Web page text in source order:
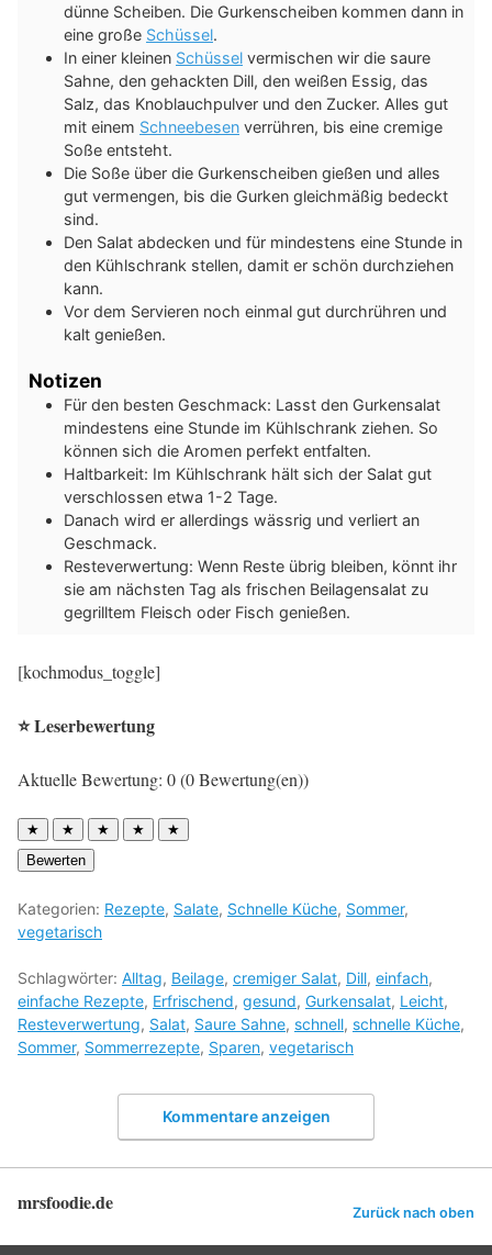
dünne Scheiben. Die Gurkenscheiben kommen dann in
eine große Schüssel.
In einer kleinen Schüssel vermischen wir die saure
Sahne, den gehackten Dill, den weißen Essig, das
Salz, das Knoblauchpulver und den Zucker. Alles gut
mit einem Schneebesen verrühren, bis eine cremige
Soße entsteht.
Die Soße über die Gurkenscheiben gießen und alles
gut vermengen, bis die Gurken gleichmäßig bedeckt
sind.
Den Salat abdecken und für mindestens eine Stunde in
den Kühlschrank stellen, damit er schön durchziehen
kann.
Vor dem Servieren noch einmal gut durchrühren und
kalt genießen.
Notizen
Für den besten Geschmack: Lasst den Gurkensalat
mindestens eine Stunde im Kühlschrank ziehen. So
können sich die Aromen perfekt entfalten.
Haltbarkeit: Im Kühlschrank hält sich der Salat gut
verschlossen etwa 1-2 Tage.
Danach wird er allerdings wässrig und verliert an
Geschmack.
Resteverwertung: Wenn Reste übrig bleiben, könnt ihr
sie am nächsten Tag als frischen Beilagensalat zu
gegrilltem Fleisch oder Fisch genießen.
[kochmodus_toggle]
⭐ Leserbewertung
Aktuelle Bewertung: 0 (0 Bewertung(en))
★ ★ ★ ★
★
Bewerten
Kategorien: Rezepte, Salate, Schnelle Küche, Sommer,
vegetarisch
Schlagwörter: Alltag, Beilage, cremiger Salat, Dill, einfach,
einfache Rezepte, Erfrischend, gesund, Gurkensalat, Leicht,
Resteverwertung, Salat, Saure Sahne, schnell, schnelle Küche,
Sommer, Sommerrezepte, Sparen, vegetarisch
Kommentare anzeigen
mrsfoodie.de Zurück nach oben